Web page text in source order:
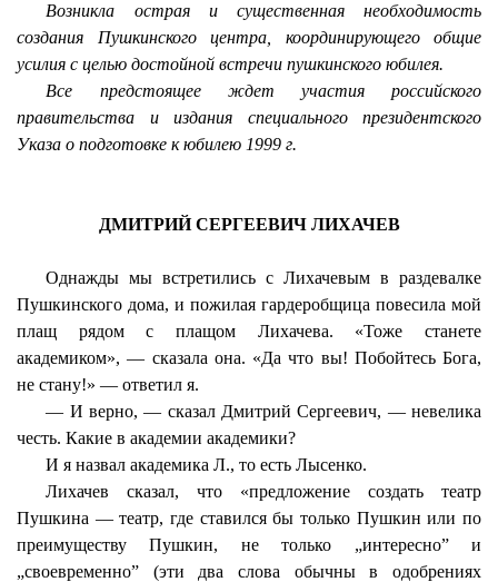
Возникла острая и существенная необходимость
создания Пушкинского центра, координирующего общие
усилия с целью достойной встречи пушкинского юбилея.
Все предстоящее ждет участия российского
правительства и издания специального президентского
Указа о подготовке к юбилею 1999 г.
ДМИТРИЙ СЕРГЕЕВИЧ ЛИХАЧЕВ
Однажды мы встретились с Лихачевым в раздевалке
Пушкинского дома, и пожилая гардеробщица повесила мой
плащ рядом с плащом Лихачева. «Тоже станете
академиком», — сказала она. «Да что вы! Побойтесь Бога,
не стану!» — ответил я.
— И верно, — сказал Дмитрий Сергеевич, — невелика
честь. Какие в академии академики?
И я назвал академика Л., то есть Лысенко.
Лихачев сказал, что «предложение создать театр
Пушкина — театр, где ставился бы только Пушкин или по
преимуществу Пушкин, не только „интересно” и
„своевременно” (эти два слова обычны в одобрениях